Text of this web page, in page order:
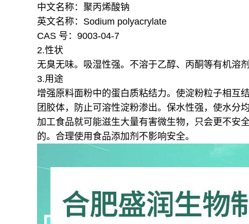
中文名称：聚丙烯酸钠
英文名称：Sodium polyacrylate
CAS 号：9003-04-7
2.性状
无臭无味。吸湿性强。不溶于乙醇、丙酮等有机溶
3.用途
增强原料面粉中的蛋白质粘结力。 使淀粉粒子相互
团胶体，防止可溶性淀粉渗出。 保水性强，使水分
加工食品就可能滋生大量有害微生物，只会更不安
的。合理使用食品添加剂不影响安全。